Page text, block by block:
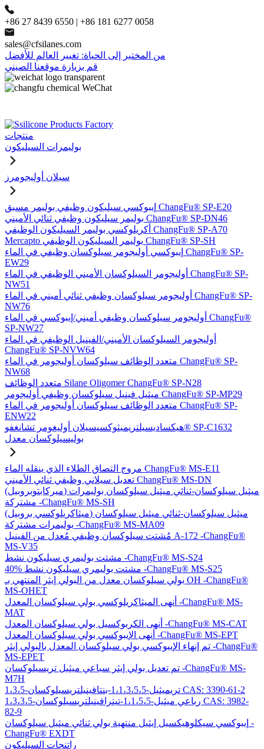
+86 27 8439 6550 | +86 181 6277 0058
sales@cfsilanes.com
من المختبر إلى الحياة: تغيير العالم للأفضل
قم بزيارة موقعنا الصيني
منتجات
بوليمرات السيليكون
سيلان أوليجومرز
إيبوكسي سيليكون وظيفي بوليمر مسبق ChangFu® SP-E20
بوليمر سيليكون وظيفي ثنائي الأميني ChangFu® SP-DN46
أكريلوكسي بوليمر السيليكون الوظيفي ChangFu® SP-A70
Mercapto بوليمر السيليكون الوظيفي ChangFu® SP-SH
إيبوكسي أوليجومر سيلوكسان وظيفي في الماء ChangFu® SP-
EW29
أوليجومر السيلوكسان الأميني الوظيفي في الماء ChangFu® SP-
NW51
أوليجومر سيلوكسان وظيفي ثنائي أميني في الماء ChangFu® SP-
NW76
أوليجومر سيلوكسان وظيفي أميني/إيبوكسي في الماء ChangFu®
SP-NW27
أوليجومر السيلوكسان الأميني/الفينيل الوظيفي في الماء
ChangFu® SP-NVW64
متعدد الوظائف سيلوكسان أوليجومر في الماء ChangFu® SP-
NW68
متعدد الوظائف Silane Oligomer ChangFu® SP-N28
ميثيل فينيل سيلوكسان وظيفي أوليجومر ChangFu® SP-MP29
متعدد الوظائف سيلوكسان أوليجومر في الماء ChangFu® SP-
ENW22
هيكساديسيلتريميثوكسيسيلان أوليغومر تشانغفو® SP-C1632
بوليسيلوكسان معدل
مروج التصاق الطلاء الذي ينقله الماء ChangFu® MS-E11
تعديل سيلاني وظيفي ثنائي الأميني ChangFu® MS-DN
(ميركابتوبروبيل) ميثيل سيلوكسان-ثنائي ميثيل سيلوكسان بوليمرات
مشتركة -ChangFu® MS-SH
(ميثاكريلوكسي بروبيل) ميثيل سيلوكسان-ثنائي ميثيل سيلوكسان
بوليمرات مشتركة -ChangFu® MS-MA09
مُشتت سيلوكسان وظيفي مُعدل من الفينيل A-172 -ChangFu®
MS-V35
مشتت بوليمري سيليكون نشط -ChangFu® MS-S24
40% مشتت بوليمري سيليكون نشط -ChangFu® MS-S25
بولي سيلوكسان معدل من البولي إيثر المنتهي بـ OH -ChangFu®
MS-OHET
أنهى الميثاكريلوكسي بولي سيلوكسان المعدل -ChangFu® MS-
MAT
أنهى الكربوكسيل بولي سيلوكسان المعدل -ChangFu® MS-CAT
أنهى الإيبوكسي بولي سيلوكسان المعدل -ChangFu® MS-EPT
تم إنهاء الإيبوكسي بولي سيلوكسان المعدل بالبولي إيثر -ChangFu®
MS-EPET
تم تعديل بولي إيثر سباعي ميثيل تريسيلوكسان -ChangFu® MS-
M7H
1،3،5-تريميثيل-1،1،3،5،5-بنتافينيلتريسيلوكسان CAS: 3390-61-2
1،3،3،5-رباعي ميثيل-1،1،5،5-تيترافينيلتريسيلوكسان CAS: 3982-
82-9
إيبوكسي سيكلوهيكسيل إيثيل منتهية بولي ثنائي ميثيل سيلوكسان -
ChangFu® EXDT
راتنجات السيليكون